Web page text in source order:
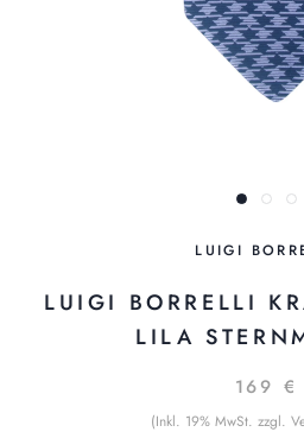
LUIGI
LUIGI BORRELLI
LILA
169 €
(Inkl. 19% MwSt. zzgl.